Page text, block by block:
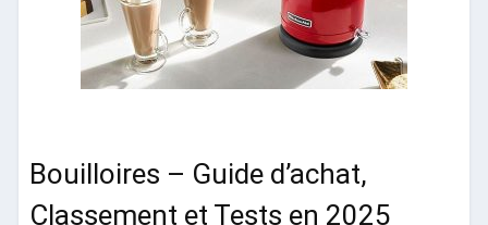
Bouilloires – Guide d’achat,
Classement et Tests en 2025